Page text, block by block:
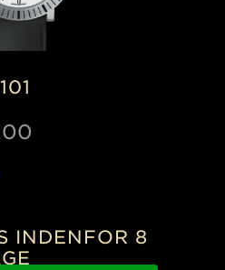
INDENFOR 8